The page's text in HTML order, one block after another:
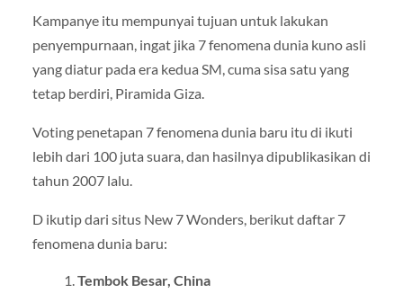
Kampanye itu mempunyai tujuan untuk lakukan
penyempurnaan, ingat jika 7 fenomena dunia kuno asli
yang diatur pada era kedua SM, cuma sisa satu yang
tetap berdiri, Piramida Giza.
Voting penetapan 7 fenomena dunia baru itu di ikuti
lebih dari 100 juta suara, dan hasilnya dipublikasikan di
tahun 2007 lalu.
D ikutip dari situs New 7 Wonders, berikut daftar 7
fenomena dunia baru:
Tembok Besar, China